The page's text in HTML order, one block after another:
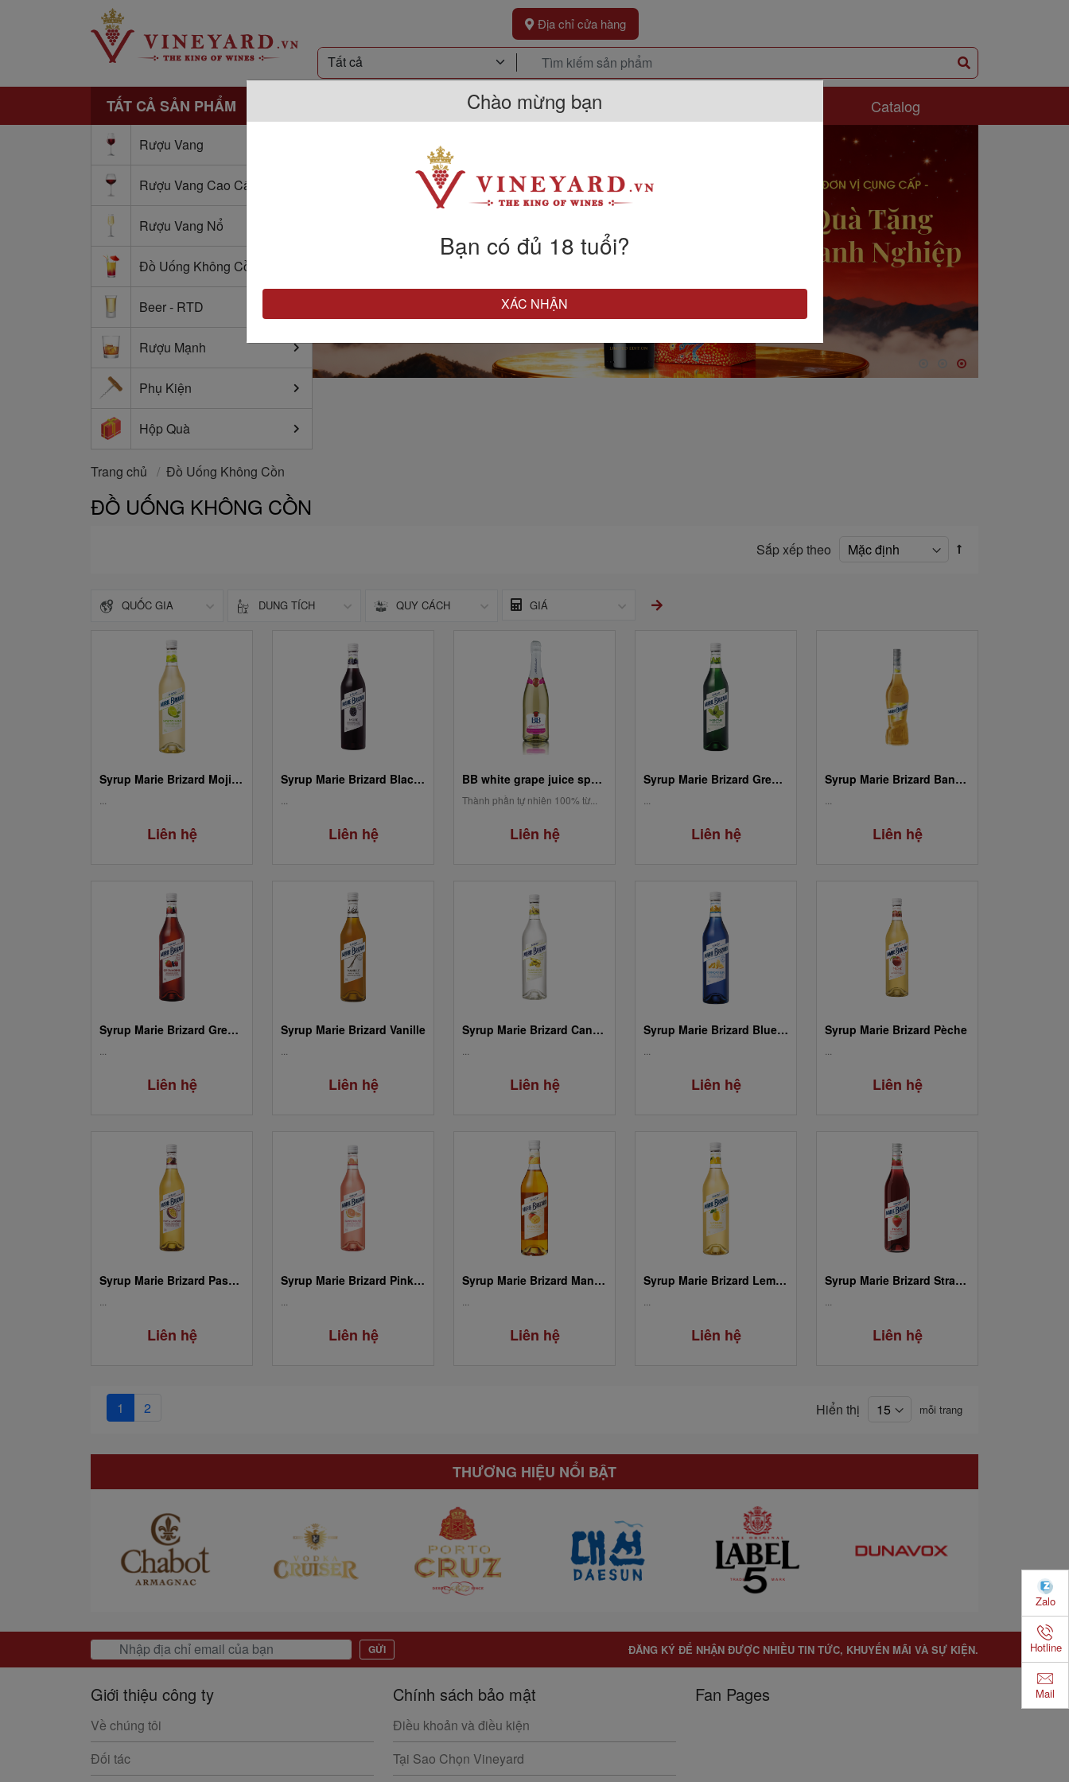
Địa chỉ cửa hàng
TẤT CẢ SẢN PHẨM Sự Kiện Catalog
Rượu Vang
Rượu Vang Cao Cấp
Rượu Vang Nổ
Đồ Uống Không Cồn
Beer - RTD
Rượu Mạnh
Phụ Kiện
Hộp Quà
Trang chủ / Đồ Uống Không Cồn
ĐỒ UỐNG KHÔNG CỒN
Sắp xếp theo
QUỐC GIA DUNG TÍCH QUY CÁCH GIÁ
Syrup Marie Brizard Mojito Mint
Liên hệ
Syrup Marie Brizard Blackberry / Mûre
Liên hệ
BB white grape juice sparkling (Nho trắng)
Thành phần tự nhiên 100% từ...
Liên hệ
Syrup Marie Brizard Green Mint / Menthe Verte
Liên hệ
Syrup Marie Brizard Banana
Liên hệ
Syrup Marie Brizard Grenadine
Liên hệ
Syrup Marie Brizard Vanille
Liên hệ
Syrup Marie Brizard Cane Sugar/ Sucre De Cane
Liên hệ
Syrup Marie Brizard Blue Curaçao
Liên hệ
Syrup Marie Brizard Pèche
Liên hệ
Syrup Marie Brizard Passion Fruit / Fruit De La Passion
Liên hệ
Syrup Marie Brizard Pink Grapefruit / Pamplemousse
Liên hệ
Syrup Marie Brizard Mango / Mangue
Liên hệ
Syrup Marie Brizard Lemon / Citron
Liên hệ
Syrup Marie Brizard Strawberry / Fraise
Liên hệ
1 2 Hiển thị mỗi trang
THƯƠNG HIỆU NỔI BẬT
GỬI ĐĂNG KÝ ĐỂ NHẬN ĐƯỢC NHIỀU TIN TỨC, KHUYẾN MÃI VÀ SỰ KIỆN.
Giới thiệu công ty
Về chúng tôi
Đối tác
Chính sách bảo mật
Điều khoản và điều kiện
Tại Sao Chọn Vineyard
Fan Pages
Zalo
Hotline
Mail
Chào mừng bạn
Bạn có đủ 18 tuổi?
XÁC NHẬN